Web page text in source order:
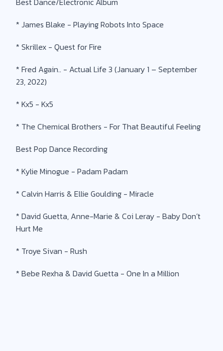
* James Blake - Playing Robots Into Space
* Skrillex - Quest for Fire
* Fred Again.. - Actual Life 3 (January 1 – September
23, 2022)
* Kx5 - Kx5
* The Chemical Brothers - For That Beautiful Feeling
Best Pop Dance Recording
* Kylie Minogue - Padam Padam
* Calvin Harris & Ellie Goulding - Miracle
* David Guetta, Anne-Marie & Coi Leray - Baby Don’t
Hurt Me
* Troye Sivan - Rush
* Bebe Rexha & David Guetta - One In a Million